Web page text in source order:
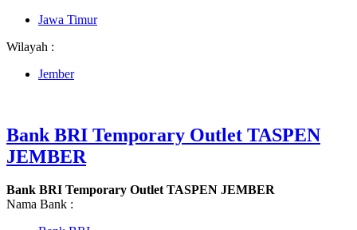
Jawa Timur
Wilayah :
Jember
Bank BRI Temporary Outlet TASPEN
JEMBER
Bank BRI Temporary Outlet TASPEN JEMBER
Nama Bank :